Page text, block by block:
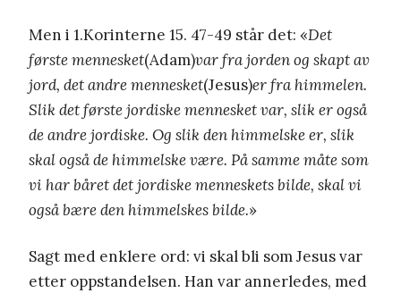
Men i 1.Korinterne 15. 47-49 står det: «Det
første mennesket(Adam)var fra jorden og skapt av
jord, det andre mennesket(Jesus)er fra himmelen.
Slik det første jordiske mennesket var, slik er også
de andre jordiske. Og slik den himmelske er, slik
skal også de himmelske være. På samme måte som
vi har båret det jordiske menneskets bilde, skal vi
også bære den himmelskes bilde.»
Sagt med enklere ord: vi skal bli som Jesus var
etter oppstandelsen. Han var annerledes, med